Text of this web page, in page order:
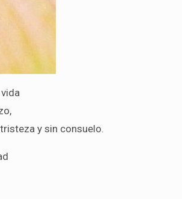
y sin consuelo.